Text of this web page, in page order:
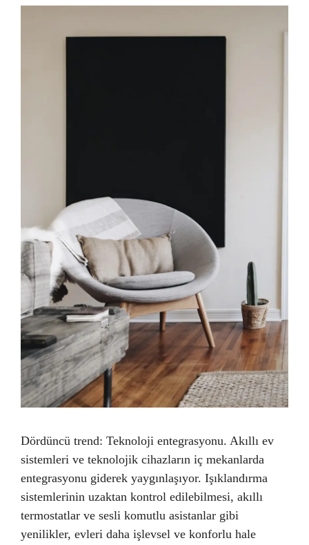
Dördüncü trend: Teknoloji entegrasyonu. Akıllı ev
sistemleri ve teknolojik cihazların iç mekanlarda
entegrasyonu giderek yaygınlaşıyor. Işıklandırma
sistemlerinin uzaktan kontrol edilebilmesi, akıllı
termostatlar ve sesli komutlu asistanlar gibi
yenilikler, evleri daha işlevsel ve konforlu hale